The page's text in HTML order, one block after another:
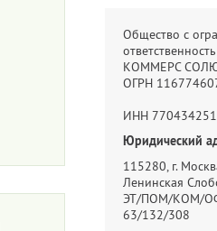
Общество с
КОММЕРС
ОГРН
ИНН
Юридический
115280, г.
Ленинская
ЭТ/ПОМ/КОМ/
63/132/308